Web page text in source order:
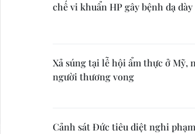
chế vi khuẩn HP gây bệnh dạ dày
Xả súng tại lễ hội ẩm thực ở Mỹ,
người thương vong
Cảnh sát Đức tiêu diệt nghi